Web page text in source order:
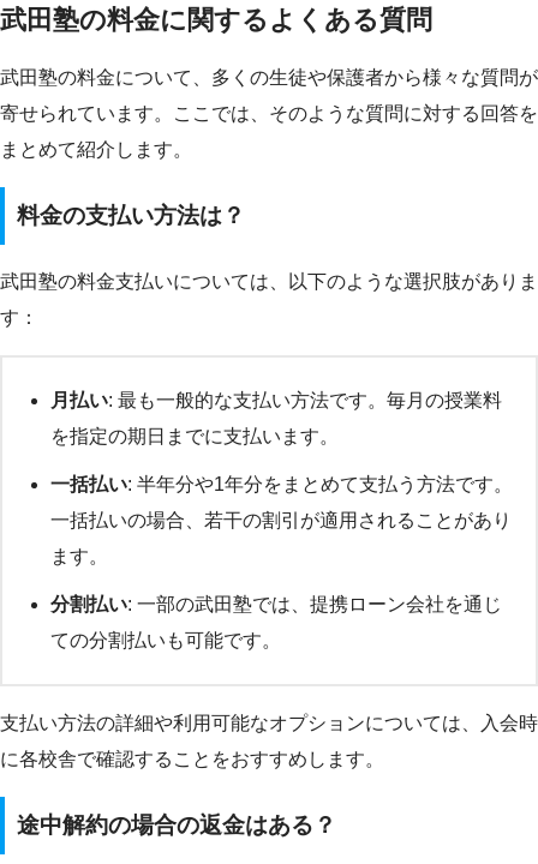
武田塾の料金に関するよくある質問
武田塾の料金について、多くの生徒や保護者から様々な質問が
寄せられています。ここでは、そのような質問に対する回答を
まとめて紹介します。
料金の支払い方法は？
武田塾の料金支払いについては、以下のような選択肢がありま
す：
月払い: 最も一般的な支払い方法です。毎月の授業料
を指定の期日までに支払います。
一括払い: 半年分や1年分をまとめて支払う方法です。
一括払いの場合、若干の割引が適用されることがあり
ます。
分割払い: 一部の武田塾では、提携ローン会社を通じ
ての分割払いも可能です。
支払い方法の詳細や利用可能なオプションについては、入会時
に各校舎で確認することをおすすめします。
途中解約の場合の返金はある？